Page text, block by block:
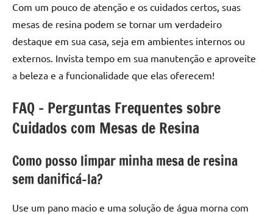
Com um pouco de atenção e os cuidados certos, suas
mesas de resina podem se tornar um verdadeiro
destaque em sua casa, seja em ambientes internos ou
externos. Invista tempo em sua manutenção e aproveite
a beleza e a funcionalidade que elas oferecem!
FAQ – Perguntas Frequentes sobre
Cuidados com Mesas de Resina
Como posso limpar minha mesa de resina
sem danificá-la?
Use um pano macio e uma solução de água morna com